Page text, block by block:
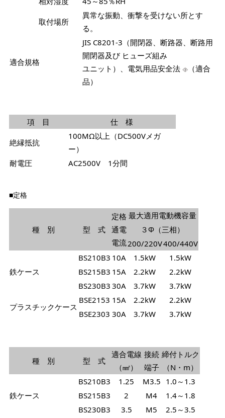
取付場所
異常な振動、衝撃を受けない所とす
る。
適合規格
JIS C8201-3（開閉器、断路器、断路用
開閉器及び ヒューズ組み
ユニット）、電気用品安全法
（適合
品）
項 目 仕 様
絶縁抵抗
100MΩ以上（DC500Vメガ
ー）
耐電圧
AC2500V 1分間
■定格
種 別 型 式
定格
通電
電流
最大適用電動機容量
３Φ（三相）
200/220V400/440V
鉄ケース
BS210B3 10A 1.5kW
1.5kW
BS215B3 15A 2.2kW
2.2kW
BS230B3 30A 3.7kW 3.7kW
プラスチックケース
BSE2153 15A 2.2kW
2.2kW
BSE2303 30A 3.7kW 3.7kW
種 別 型 式
適合電線
（㎟）
接続
端子
締付トルク
（N・m）
鉄ケース
BS210B3 1.25 M3.5 1.0～1.3
BS215B3
2 M4
1.4～1.8
BS230B3
3.5 M5 2.5～3.5